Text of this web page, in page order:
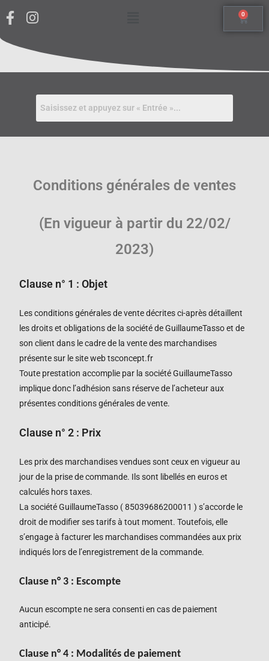
0
Conditions générales de ventes
(En vigueur à partir du 22/02/
2023)
Clause n° 1 : Objet
Les conditions générales de vente décrites ci-après détaillent
les droits et obligations de la sociétéde GuillaumeTassoet de
son client dans le cadre de la vente des marchandises
présente sur le site web tsconcept.fr
Toute prestation accomplie par la sociétéGuillaumeTasso
implique donc l’adhésion sans réserve de l’acheteur aux
présentes conditions générales de vente.
Clause n° 2 : Prix
Les prix des marchandises vendues sont ceux en vigueur au
jour de la prise de commande. Ils sont libellés en euros et
calculés hors taxes.
La sociétéGuillaumeTasso (85039686200011 ) s’accorde le
droit de modifier ses tarifs à tout moment. Toutefois, elle
s’engage à facturer les marchandises commandées aux prix
indiqués lors de l’enregistrement de la commande.
Clause n°3 : Escompte
Aucun escompte ne sera consenti en cas de paiement
anticipé.
Clause n°4 : Modalités de paiement